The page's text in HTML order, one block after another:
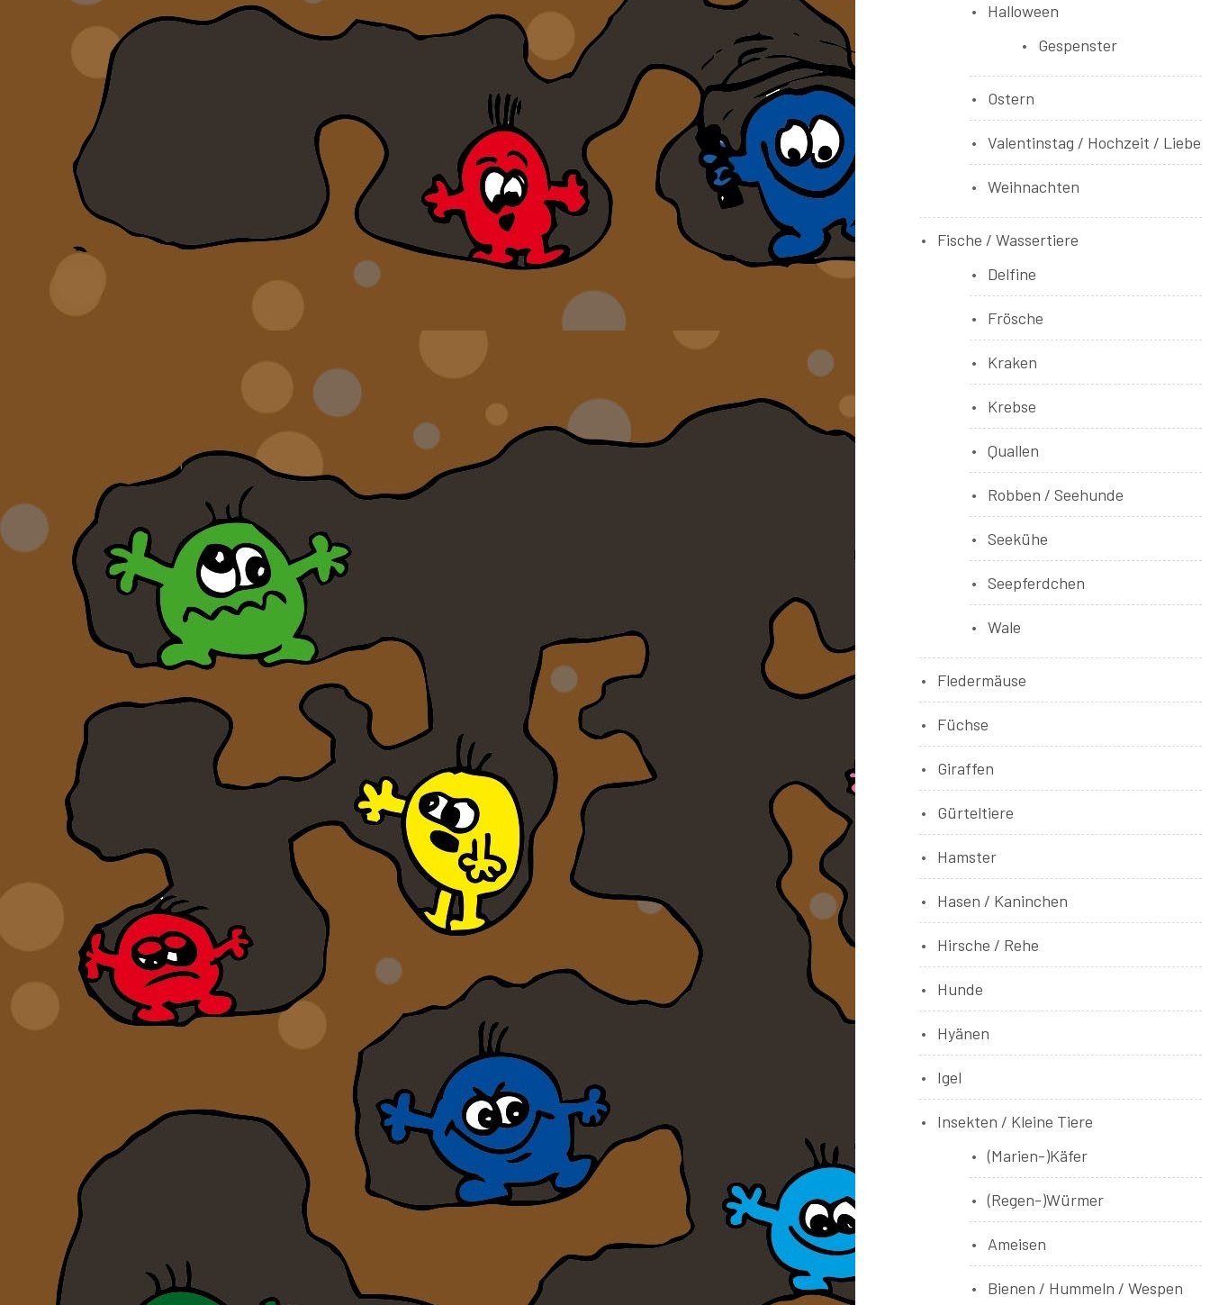
Halloween
Gespenster
Ostern
Valentinstag / Hochzeit / Liebe
Weihnachten
Fische / Wassertiere
Delfine
Frösche
Kraken
Krebse
Quallen
Robben / Seehunde
Seekühe
Seepferdchen
Wale
Fledermäuse
Füchse
Giraffen
Gürteltiere
Hamster
Hasen / Kaninchen
Hirsche / Rehe
Hunde
Hyänen
Igel
Insekten / Kleine Tiere
(Marien-)Käfer
(Regen-)Würmer
Ameisen
Bienen / Hummeln / Wespen